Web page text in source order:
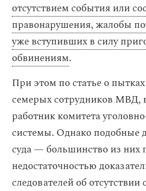
отсутствием события или
правонарушения, жалобы
уже вступивших в силу
обвинениям.
При этом по статье о
семерых сотрудников МВД,
работник комитета
системы. Однако подобные
суда — большинство из них
недостаточностью
следователей об отсутствии